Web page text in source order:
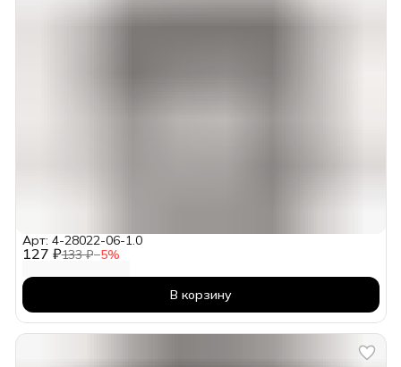
127 ₽133 ₽−5%
Арт: 4-28022-06-1.0
В корзину